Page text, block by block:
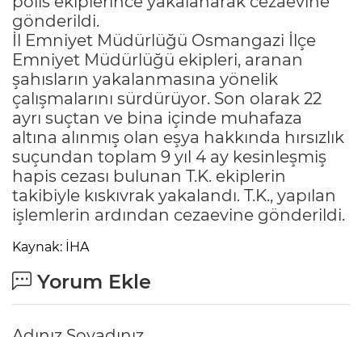
gönderildi.
İl Emniyet Müdürlüğü Osmangazi İlçe
Emniyet Müdürlüğü ekipleri, aranan
şahısların yakalanmasına yönelik
çalışmalarını sürdürüyor. Son olarak 22
ayrı suçtan ve bina içinde muhafaza
altına alınmış olan eşya hakkında hırsızlık
suçundan toplam 9 yıl 4 ay kesinleşmiş
hapis cezası bulunan T.K. ekiplerin
takibiyle kıskıvrak yakalandı. T.K., yapılan
işlemlerin ardından cezaevine gönderildi.
Kaynak: İHA
Yorum Ekle